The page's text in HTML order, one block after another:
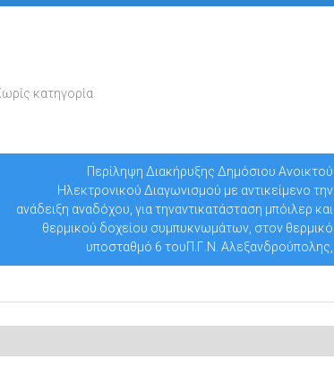
κατηγορία
Περίληψη Διακήρυξης Δημόσιου Ανοικτού
Ηλεκτρονικού Διαγωνισμού με αντικείμενο την
ανάδειξη αναδόχου, για τηναντικατάσταση μπόιλερ και
θερμικού δοχείου συμπυκνωμάτων, στον θερμικό
υποσταθμό 6 τουΠ.Γ.Ν. Αλεξανδρούπολης,